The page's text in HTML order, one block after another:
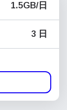
1.5GB/日
3 日